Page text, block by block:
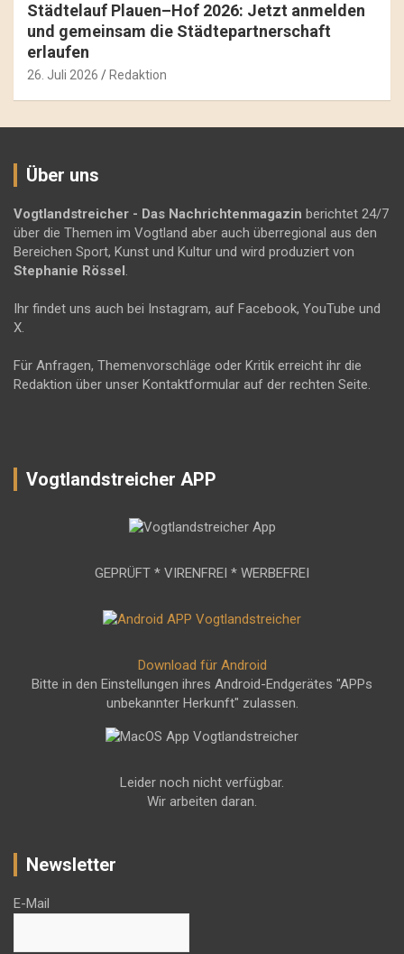
Städtelauf Plauen–Hof 2026: Jetzt anmelden
und gemeinsam die Städtepartnerschaft
erlaufen
26. Juli 2026 Redaktion
Über uns
Vogtlandstreicher - Das Nachrichtenmagazin berichtet 24/7
über die Themen im Vogtland aber auch überregional aus den
Bereichen Sport, Kunst und Kultur und wird produziert von
Stephanie Rössel .
Ihr findet uns auch bei Instagram, auf Facebook, YouTube und
X.
Für Anfragen, Themenvorschläge oder Kritik erreicht ihr die
Redaktion über unser Kontaktformular auf der rechten Seite.
Vogtlandstreicher APP
GEPRÜFT * VIRENFREI * WERBEFREI
Download für Android
Bitte in den Einstellungen ihres Android-Endgerätes "APPs
unbekannter Herkunft" zulassen.
Leider noch nicht verfügbar.
Wir arbeiten daran.
Newsletter
E-Mail